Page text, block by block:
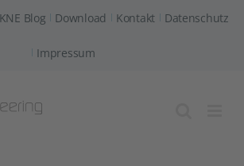
KNE Blog Download Kontakt Datenschutz
Impressum